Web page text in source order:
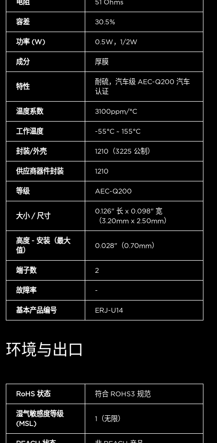
电阻 51 Ohms
容差 ±0.5%
功率 (W) 0.5W，1/2W
成分 厚膜
特性
耐硫，汽车级 AEC-Q200 汽车
认证
温度系数 ±100ppm/°C
工作温度 -55°C ~ 155°C
封装/外壳 1210（3225 公制）
供应商器件封装 1210
等级 AEC-Q200
大小 / 尺寸
0.126" 长 x 0.098" 宽
（3.20mm x 2.50mm）
高度 - 安装（最大
值）
0.028"（0.70mm）
端子数 2
故障率 -
基本产品编号 ERJ-U14
环境与出口
RoHS 状态 符合 ROHS3 规范
湿气敏感度等级
(MSL)
1（无限）